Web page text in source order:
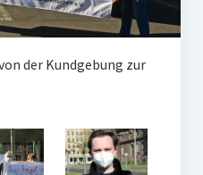
der Kundgebung zur